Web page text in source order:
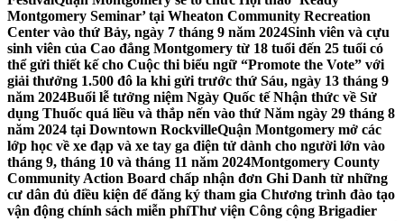
Montgomery Seminar’ tại Wheaton Community Recreation
Center vào thứ Bảy, ngày 7 tháng 9 năm 2024Sinh viên và cựu
sinh viên của Cao đẳng Montgomery từ 18 tuổi đến 25 tuổi có
thể gửi thiết kế cho Cuộc thi biểu ngữ “Promote the Vote” với
giải thưởng 1.500 đô la khi gửi trước thứ Sáu, ngày 13 tháng 9
năm 2024Buổi lễ tưởng niệm Ngày Quốc tế Nhận thức về Sử
dụng Thuốc quá liều và thắp nến vào thứ Năm ngày 29 tháng 8
năm 2024 tại Downtown RockvilleQuận Montgomery mở các
lớp học về xe đạp và xe tay ga điện tử dành cho người lớn vào
tháng 9, tháng 10 và tháng 11 năm 2024Montgomery County
Community Action Board chấp nhận đơn Ghi Danh từ những
cư dân đủ điều kiện để đăng ký tham gia Chương trình đào tạo
vận động chính sách miễn phíThư viện Công cộng Brigadier